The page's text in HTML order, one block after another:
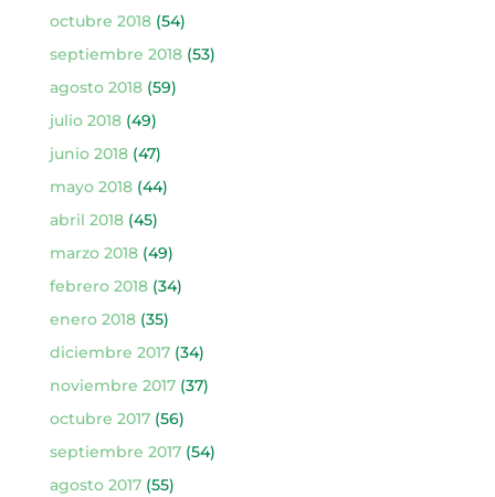
octubre 2018(54)
septiembre 2018(53)
agosto 2018(59)
julio 2018(49)
junio 2018(47)
mayo 2018(44)
abril 2018(45)
marzo 2018(49)
febrero 2018(34)
enero 2018(35)
diciembre 2017(34)
noviembre 2017(37)
octubre 2017(56)
septiembre 2017(54)
agosto 2017(55)